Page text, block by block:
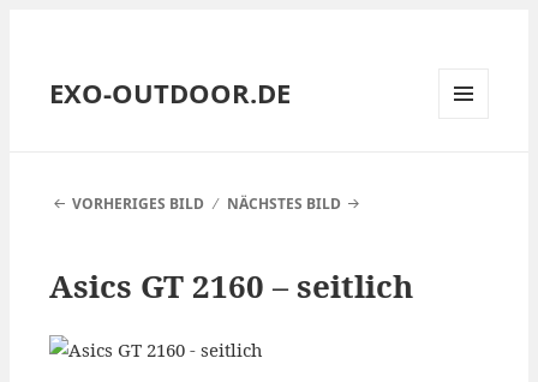
EXO-OUTDOOR.DE
VORHERIGES BILD
NÄCHSTES BILD
Asics GT 2160 – seitlich